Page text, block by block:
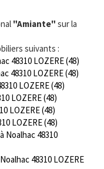
"Amiante" sur la
suivants :
48310 LOZERE (48)
48310 LOZERE (48)
LOZERE (48)
LOZERE (48)
LOZERE (48)
LOZERE (48)
Noalhac 48310
48310 LOZERE